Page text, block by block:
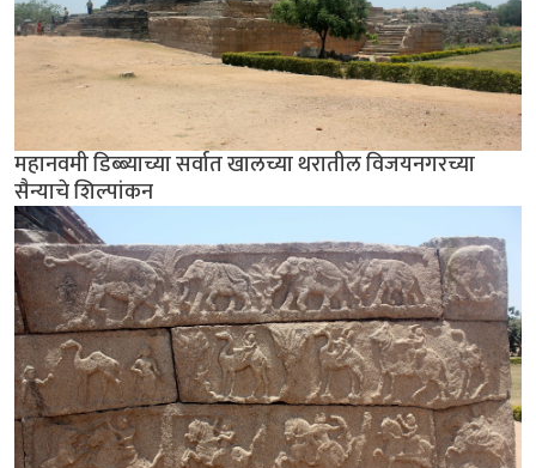
महानवमी डिब्ब्याच्या सर्वात खालच्या थरातील विजयनगरच्या
सैन्याचे शिल्पांकन